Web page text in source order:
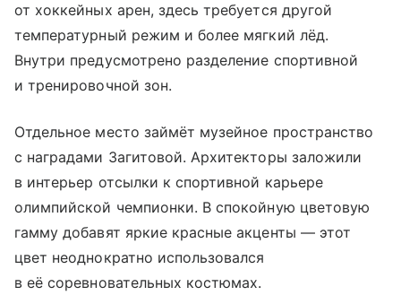
от хоккейных арен, здесь требуется другой
температурный режим и более мягкий лёд.
Внутри предусмотрено разделение спортивной
и тренировочной зон.
Отдельное место займёт музейное пространство
с наградами Загитовой. Архитекторы заложили
в интерьер отсылки к спортивной карьере
олимпийской чемпионки. В спокойную цветовую
гамму добавят яркие красные акценты — этот
цвет неоднократно использовался
в её соревновательных костюмах.